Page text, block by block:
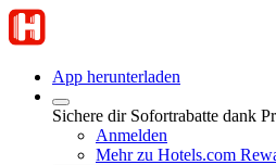
App herunterladen
Sichere dir Sofortrabatte dank
Anmelden
Mehr zu Hotels.com